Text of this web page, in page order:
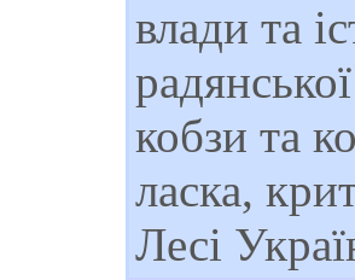
влади та
кобзи та
ласка,
Лесі